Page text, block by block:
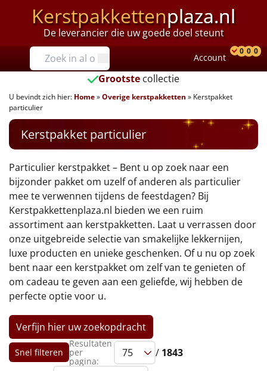
Kerstpakkettenplaza.nl
De leverancier die uw goede doel steunt
Prijzen
Tot €25
€25 tot €35
€35 tot €40
€45 tot €50
€50 tot €55
€55 tot €75
€75 tot €100
€100 en hoger
Alle kerstpakketten 2026
Thema
Account
0 0 0
Grootste collectie
U bevindt zich hier: Home»Overige kerstpakketten » Kerstpakket
particulier
Kerstpakket particulier
Particulier kerstpakket – Bent u op zoek naar een
bijzonder pakket om uzelf of anderen als particulier
mee te verwennen tijdens de feestdagen? Bij
Kerstpakkettenplaza.nl bieden we een ruim
assortiment aan kerstpakketten. Laat u verrassen door
onze uitgebreide selectie van smakelijke lekkernijen,
luxe producten en unieke geschenken. Of u nu op zoek
bent naar een kerstpakket om zelf van te genieten of
om cadeau te geven aan een geliefde, wij hebben de
perfecte optie voor u.
Verfijn hier uw zoekopdracht
Snel filteren
Resultaten
per
pagina:
/ 1843